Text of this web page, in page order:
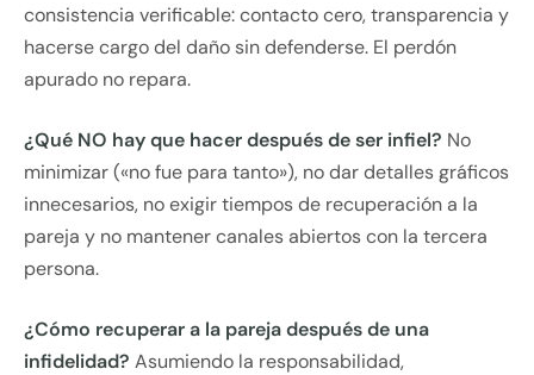
consistencia verificable: contacto cero, transparencia y
hacerse cargo del daño sin defenderse. El perdón
apurado no repara.
¿Qué NO hay que hacer después de ser infiel? No
minimizar («no fue para tanto»), no dar detalles gráficos
innecesarios, no exigir tiempos de recuperación a la
pareja y no mantener canales abiertos con la tercera
persona.
¿Cómo recuperar a la pareja después de una
infidelidad? Asumiendo la responsabilidad,